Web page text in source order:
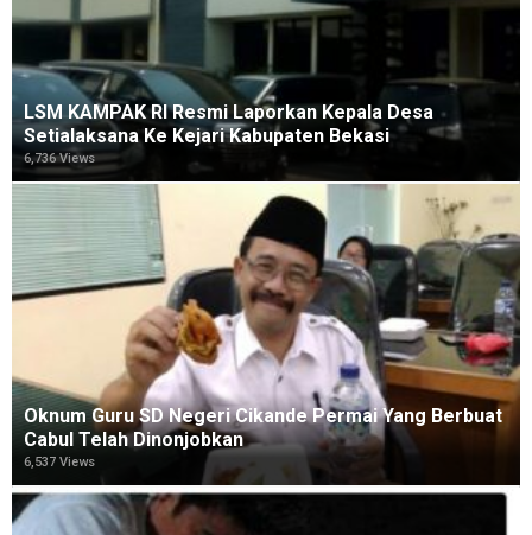
LSM KAMPAK RI Resmi Laporkan Kepala Desa
Setialaksana Ke Kejari Kabupaten Bekasi
6,736 Views
Oknum Guru SD Negeri Cikande Permai Yang Berbuat
Cabul Telah Dinonjobkan
6,537 Views